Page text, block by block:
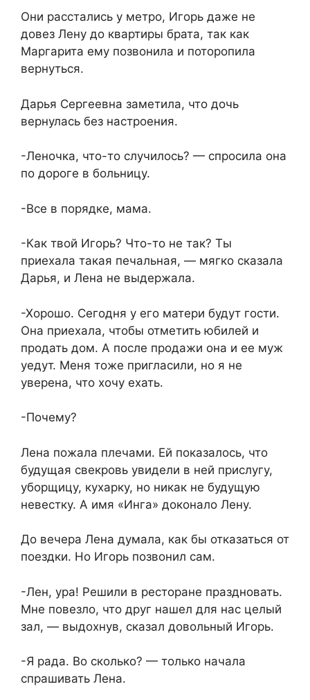
Они расстались у метро, Игорь даже не
довез Лену до квартиры брата, так как
Маргарита ему позвонила и поторопила
вернуться.
Дарья Сергеевна заметила, что дочь
вернулась без настроения.
-Леночка, что-то случилось? — спросила она
по дороге в больницу.
-Все в порядке, мама.
-Как твой Игорь? Что-то не так? Ты
приехала такая печальная, — мягко сказала
Дарья, и Лена не выдержала.
-Хорошо. Сегодня у его матери будут гости.
Она приехала, чтобы отметить юбилей и
продать дом. А после продажи она и ее муж
уедут. Меня тоже пригласили, но я не
уверена, что хочу ехать.
-Почему?
Лена пожала плечами. Ей показалось, что
будущая свекровь увидели в ней прислугу,
уборщицу, кухарку, но никак не будущую
невестку. А имя «Инга» доконало Лену.
До вечера Лена думала, как бы отказаться от
поездки. Но Игорь позвонил сам.
-Лен, ура! Решили в ресторане праздновать.
Мне повезло, что друг нашел для нас целый
зал, — выдохнув, сказал довольный Игорь.
-Я рада. Во сколько? — только начала
спрашивать Лена.